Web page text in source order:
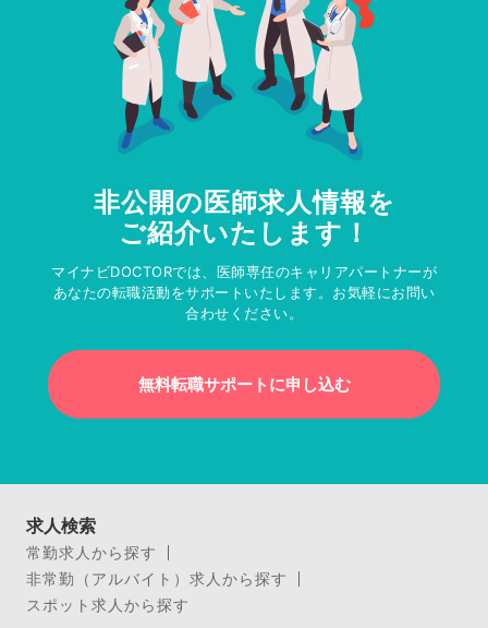
非公開の医師求人情報を
ご紹介いたします！
マイナビDOCTORでは、医師専任のキャリアパートナーが
あなたの転職活動をサポートいたします。お気軽にお問い
合わせください。
無料転職サポートに申し込む
求人検索
常勤求人から探す
非常勤（アルバイト）求人から探す
スポット求人から探す